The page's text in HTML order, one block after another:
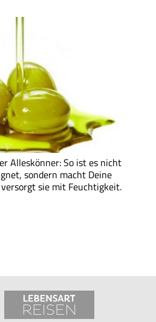
Alleskönner: So ist es nicht
sondern macht Deine
sie mit Feuchtigkeit.